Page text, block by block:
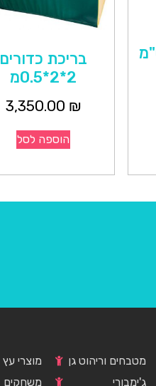
בריכת כדורים
2*2*0.5מ
3,350.00 ₪
הוספה לסל
מטבחים וריהוט גן
ג'ימבורי
מוצרי עץ
משחקים